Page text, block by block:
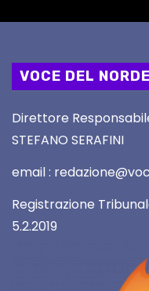
VOCE DEL
Direttore
STEFANO SERAFINI
email :
Registrazione
5.2.2019